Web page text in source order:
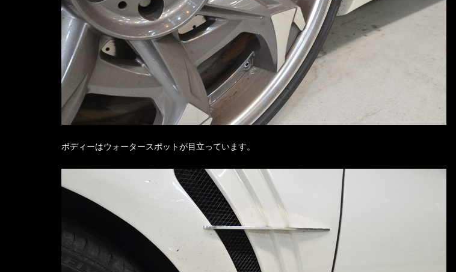
ボディーはウォータースポットが目立っています。